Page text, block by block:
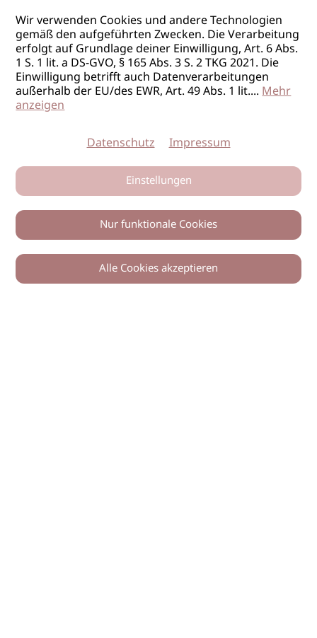
Wir verwenden Cookies und andere Technologien
gemäß den aufgeführten Zwecken. Die Verarbeitung
erfolgt auf Grundlage deiner Einwilligung, Art. 6 Abs.
1 S. 1 lit. a DS-GVO, § 165 Abs. 3 S. 2 TKG 2021. Die
Einwilligung betrifft auch Datenverarbeitungen
außerhalb der EU/des EWR, Art. 49 Abs. 1 lit....Mehr
anzeigen
Datenschutz Impressum
Einstellungen
Nur funktionale Cookies
Alle Cookies akzeptieren